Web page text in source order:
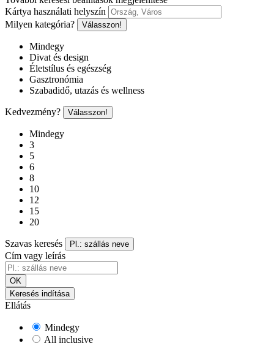
Kártya használati helyszín
Milyen kategória?
Válasszon!
Mindegy
Divat és design
Életstílus és egészség
Gasztronómia
Szabadidő, utazás és wellness
Kedvezmény? Válasszon!
Mindegy
3
5
6
8
10
12
15
20
Szavas keresés Pl.: szállás neve
Cím vagy leírás
OK
Keresés indítása
Ellátás
Mindegy
All inclusive